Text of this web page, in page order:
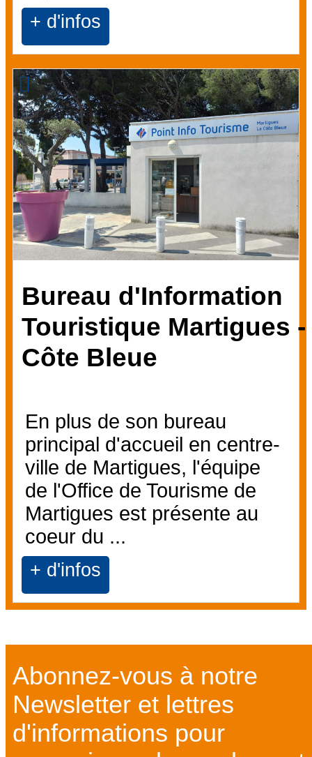
+ d'infos
Bureau d'Information
Touristique Martigues -
Côte Bleue
En plus de son bureau
principal d'accueil en centre-
ville de Martigues, l'équipe
de l'Office de Tourisme de
Martigues est présente au
coeur du ...
+ d'infos
Abonnez-vous à notre
Newsletter et lettres
d'informations pour